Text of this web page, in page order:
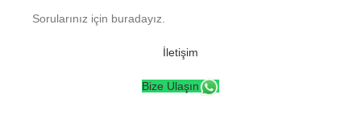
Sorularınız için buradayız.
İletişim
Bize Ulaşın